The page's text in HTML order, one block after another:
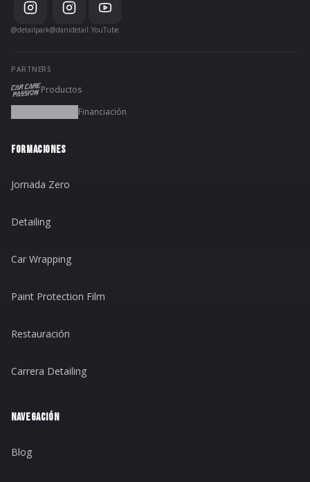
@detailpark@danidetail YouTube
PARTNERS
Productos
Financiación
FORMACIONES
Jornada Zero
Detailing
Car Wrapping
Paint Protection Film
Restauración
Carrera Detailing
NAVEGACIÓN
Blog